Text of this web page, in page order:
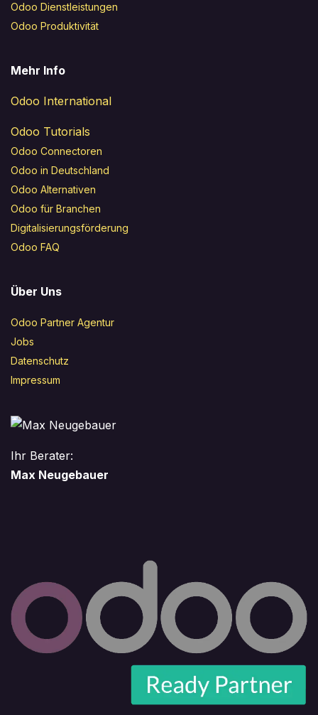
Odoo Dienstleistungen
Odoo Produktivität
Mehr Info
Odoo International
Odoo Tutorials
Odoo Connectoren
Odoo in Deutschland
Odoo Alternativen
Odoo für Branchen
Digitalisierungsförderung
Odoo FAQ
Über Uns
Odoo Partner Agentur
Jobs
Datenschutz
Impressum
Ihr Berater:
Max Neugebauer